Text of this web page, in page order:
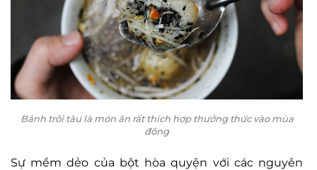
Bánh trôi tàu là món ăn rất thích hợp thưởng thức vào mùa
đông
Sự mềm dẻo của bột hòa quyện với các nguyên